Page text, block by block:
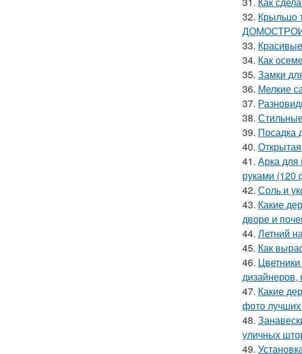
32.
33.
34. Как
35. Замки
36. Мелкие
37.
38.
39. Посадка
40.
41. Арка для
руками (120
42. Соль и
43. Какие
дворе и
44. Летний
45. Как
46.
дизайнеров,
47. Какие
фото лучших
48.
уличных
49.